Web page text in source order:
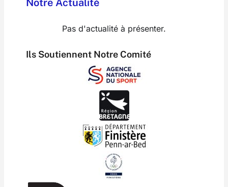
Notre Actualité
Pas d'actualité à présenter.
Ils Soutiennent Notre Comité